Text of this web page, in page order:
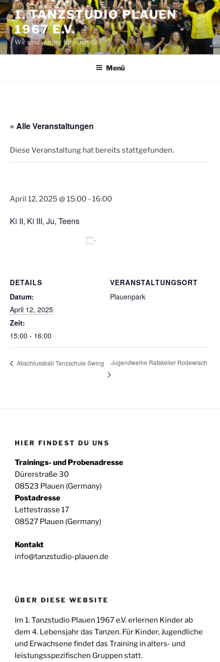
Zum
Inhalt
springen
1. TANZSTUDIO PLAUEN
1967 E.V.
Wir sind wieder für euch da !
Menü
« Alle Veranstaltungen
Diese Veranstaltung hat bereits stattgefunden.
April 12, 2025 @ 15:00 - 16:00
Ki II, Ki III, Ju, Teens
DETAILS
Datum:
April 12, 2025
Zeit:
15:00 - 16:00
VERANSTALTUNGSORT
Plauenpark
Abschlussball Tanzschule Swing Jugendweihe Ratskeller Rodewisch
HIER FINDEST DU UNS
Trainings- und Probenadresse
Dürerstraße 30
08523 Plauen (Germany)
Postadresse
Lettestrasse 17
08527 Plauen (Germany)
Kontakt
info@tanzstudio-plauen.de
ÜBER DIESE WEBSITE
Im 1. Tanzstudio Plauen 1967 e.V. erlernen Kinder ab
dem 4. Lebensjahr das Tanzen. Für Kinder, Jugendliche
und Erwachsene findet das Training in alters- und
leistungsspezifischen Gruppen statt.